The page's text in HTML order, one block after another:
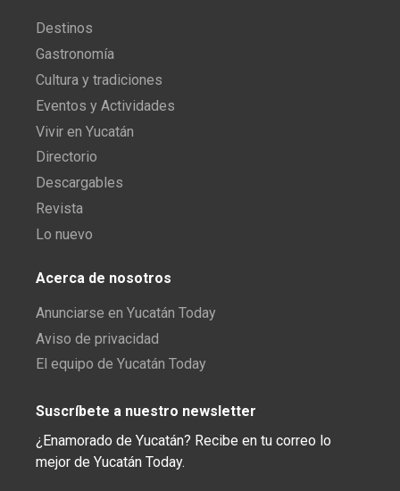
Destinos
Gastronomía
Cultura y tradiciones
Eventos y Actividades
Vivir en Yucatán
Directorio
Descargables
Revista
Lo nuevo
Acerca de nosotros
Anunciarse en Yucatán Today
Aviso de privacidad
El equipo de Yucatán Today
Suscríbete a nuestro newsletter
¿Enamorado de Yucatán? Recibe en tu correo lo
mejor de Yucatán Today.